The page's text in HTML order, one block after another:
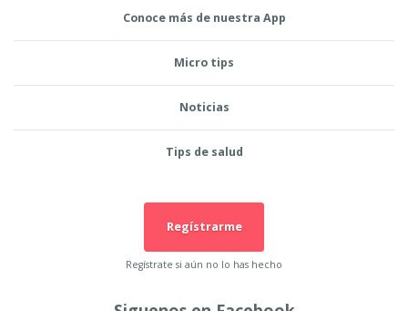
Conoce más de nuestra App
Micro tips
Noticias
Tips de salud
Regístrarme
Regístrate si aún no lo has hecho